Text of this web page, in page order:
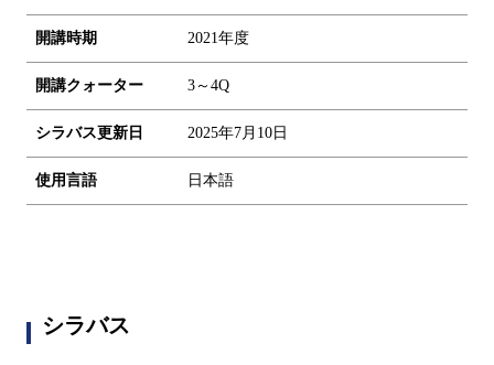
開講時期 2021年度
開講クォーター 3～4Q
シラバス更新日 2025年7月10日
使用言語 日本語
シラバス